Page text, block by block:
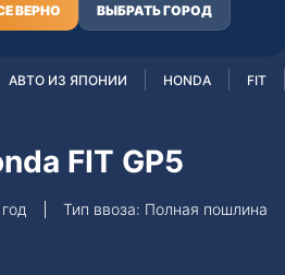
ВЕРНО ВЫБРАТЬ ГОРОД
пошлина
АВТО ИЗ ЯПОНИИ HONDA FIT
FIT GP5
Тип ввоза: Полная пошлина